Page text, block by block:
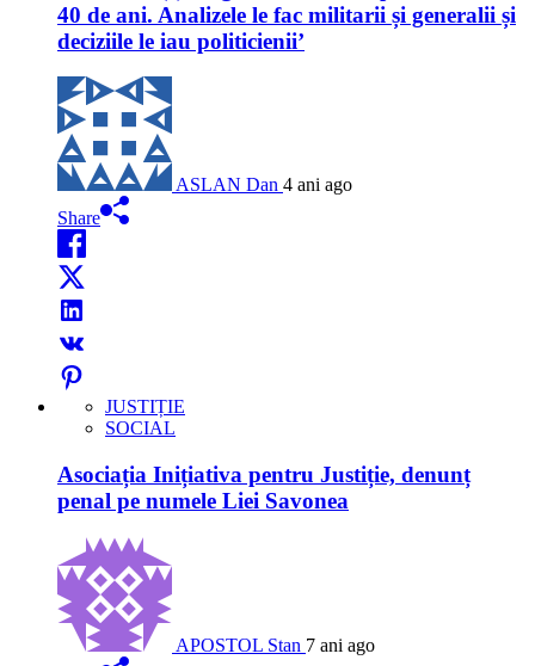
40 de ani. Analizele le fac militarii și generalii și
deciziile le iau politicienii’
ASLAN Dan 4 ani ago
Share
JUSTIȚIE
SOCIAL
Asociația Inițiativa pentru Justiție, denunț
penal pe numele Liei Savonea
APOSTOL Stan 7 ani ago